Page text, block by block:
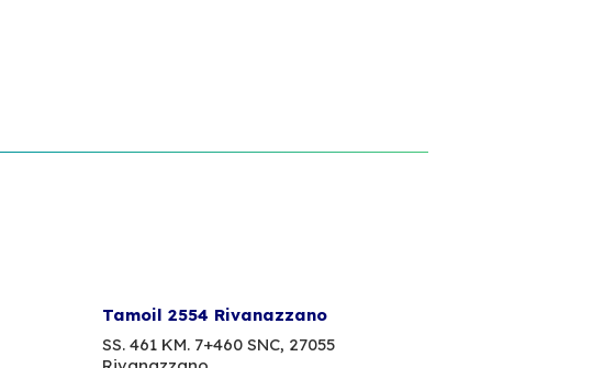
Tamoil 2554 Rivanazzano
SS. 461 KM. 7+460 SNC, 27055